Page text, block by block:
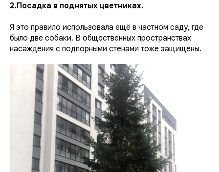
2.Посадка в поднятых цветниках.
Я это правило использовала ещё в частном саду, где
было две собаки. В общественных пространствах
насаждения с подпорными стенами тоже защищены.